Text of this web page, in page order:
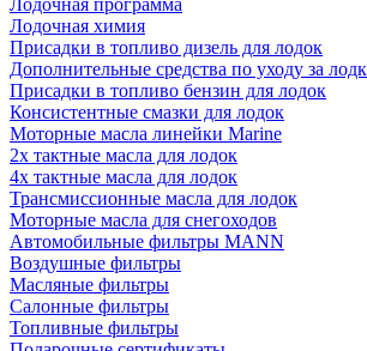
Лодочная программа
Лодочная химия
Присадки в топливо дизель для лодок
Дополнительные средства по уходу за
Присадки в топливо бензин для лодок
Консистентные смазки для лодок
Моторные масла линейки Marine
2х тактные масла для лодок
4х тактные масла для лодок
Трансмиссионные масла для лодок
Моторные масла для снегоходов
Автомобильные фильтры MANN
Воздушные фильтры
Масляные фильтры
Салонные фильтры
Топливные фильтры